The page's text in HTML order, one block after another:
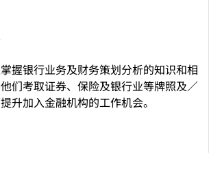
握银行业务及财务策划分析的知识和相
们考取证券、保险及银行业等牌照及／
升加入金融机构的工作机会。